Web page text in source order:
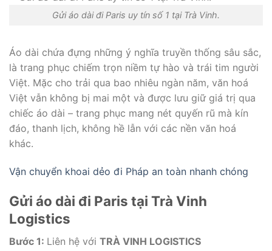
Gửi áo dài đi Paris uy tín số 1 tại Trà Vinh.
Áo dài chứa đựng những ý nghĩa truyền thống sâu sắc,
là trang phục chiếm trọn niềm tự hào và trái tim người
Việt. Mặc cho trải qua bao nhiêu ngàn năm, văn hoá
Việt vẫn không bị mai một và được lưu giữ giá trị qua
chiếc áo dài – trang phục mang nét quyến rũ mà kín
đáo, thanh lịch, không hề lẫn với các nền văn hoá
khác.
Vận chuyển khoai dẻo đi Pháp an toàn nhanh chóng
Gửi áo dài đi Paris tại Trà Vinh
Logistics
Bước 1: Liên hệ với TRÀ VINH LOGISTICS